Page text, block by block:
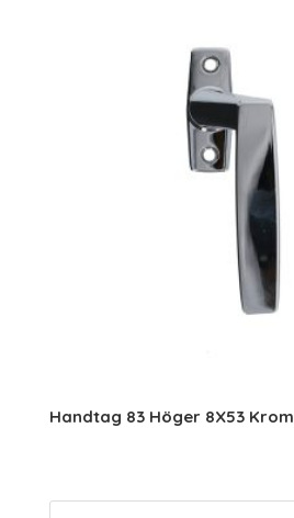
Handtag 83 Höger 8X53 Krom